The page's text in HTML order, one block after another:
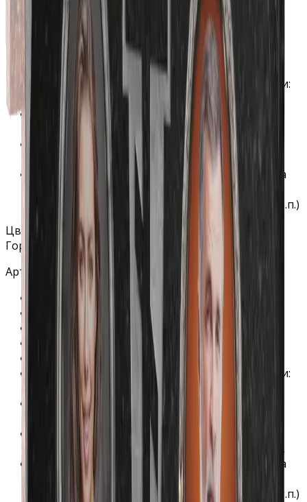
Качество гранита: высшее
Гарантия на материал: 40 лет.
Гарантия на установку 3 года.
Полировка: бесплатно (все стороны)
Хранение на складе: бесплатно
Специальное защитное покрытие гравировки:
бесплатно
В стоимость гравировки на станке ФИО и дат
включено любое количество символов
В стоимость гравировки портрета входит
обработка, ретушь и подготовка фотографии.
Гравировка дополнительных изображений на
станке включает в себя любое количество
изображений (фон, эпитафия, свеча, цветы и т.п.)
Цветник
Горизонтальный памятник с крестом слева
Артикул - Г04-04
Качество гранита: высшее
Гарантия на материал: 40 лет.
Гарантия на установку 3 года.
Полировка: бесплатно (все стороны)
Хранение на складе: бесплатно
Специальное защитное покрытие гравировки:
бесплатно
В стоимость гравировки на станке ФИО и дат
включено любое количество символов
В стоимость гравировки портрета входит
обработка, ретушь и подготовка фотографии.
Гравировка дополнительных изображений на
станке включает в себя любое количество
изображений (фон, эпитафия, свеча, цветы и т.п.)